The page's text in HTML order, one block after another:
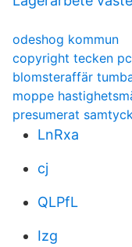
odeshog kommun
copyright tecken pc
blomsteraffär
moppe
presumerat
LnRxa
cj
QLPfL
Izg